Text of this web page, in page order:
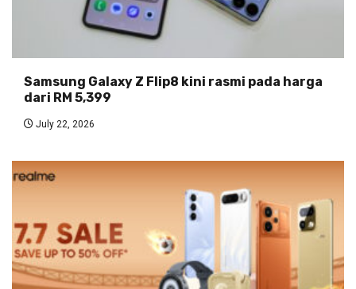
Samsung Galaxy Z Flip8 kini rasmi pada harga
dari RM 5,399
July 22, 2026